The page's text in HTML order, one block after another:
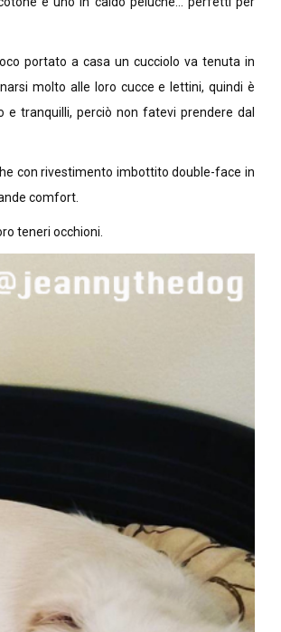
portato a casa un cucciolo va tenuta in
molto alle loro cucce e lettini, quindi è
tranquilli, perciò non fatevi prendere dal
con rivestimento imbottito double-face in
comfort.
teneri occhioni.